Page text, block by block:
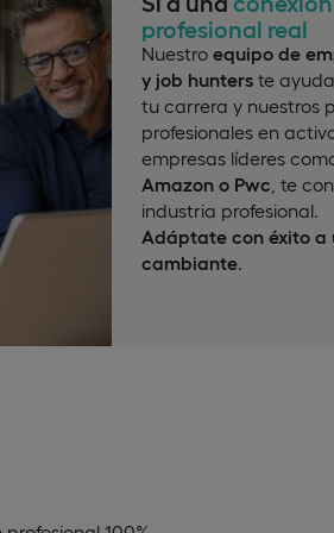
profesional real
Nuestro equipo de
y job hunters te
tu carrera y nuestros
profesionales en
empresas líderes
Amazon o Pwc , te
industria profesional.
Adáptate con éxito a
cambiante.